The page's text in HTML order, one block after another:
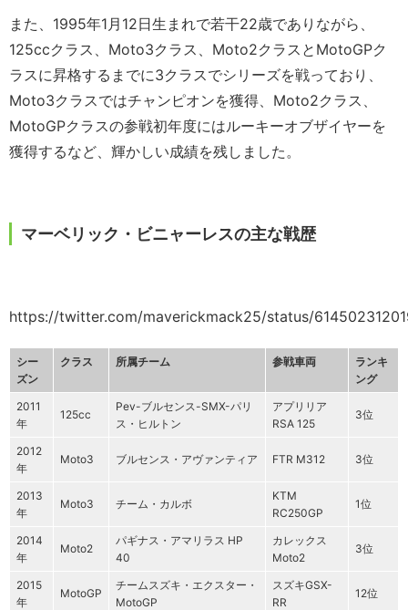
また、1995年1月12日生まれで若干22歳でありながら、
125ccクラス、Moto3クラス、Moto2クラスとMotoGPク
ラスに昇格するまでに3クラスでシリーズを戦っており、
Moto3クラスではチャンピオンを獲得、Moto2クラス、
MotoGPクラスの参戦初年度にはルーキーオブザイヤーを
獲得するなど、輝かしい成績を残しました。
マーベリック・ビニャーレスの主な戦歴
https://twitter.com/maverickmack25/status/
シー
ズン
クラス 所属チーム 参戦車両
ランキ
ング
2011
年
125cc
Pev-ブルセンス-SMX-パリ
ス・ヒルトン
アプリリア
RSA 125
3位
2012
年
Moto3 ブルセンス・アヴァンティア FTR M312 3位
2013
年
Moto3 チーム・カルボ
KTM
RC250GP
1位
2014
年
Moto2
パギナス・アマリラス HP
40
カレックス
Moto2
3位
2015
年
MotoGP
チームスズキ・エクスター・
MotoGP
スズキGSX-
RR
12位